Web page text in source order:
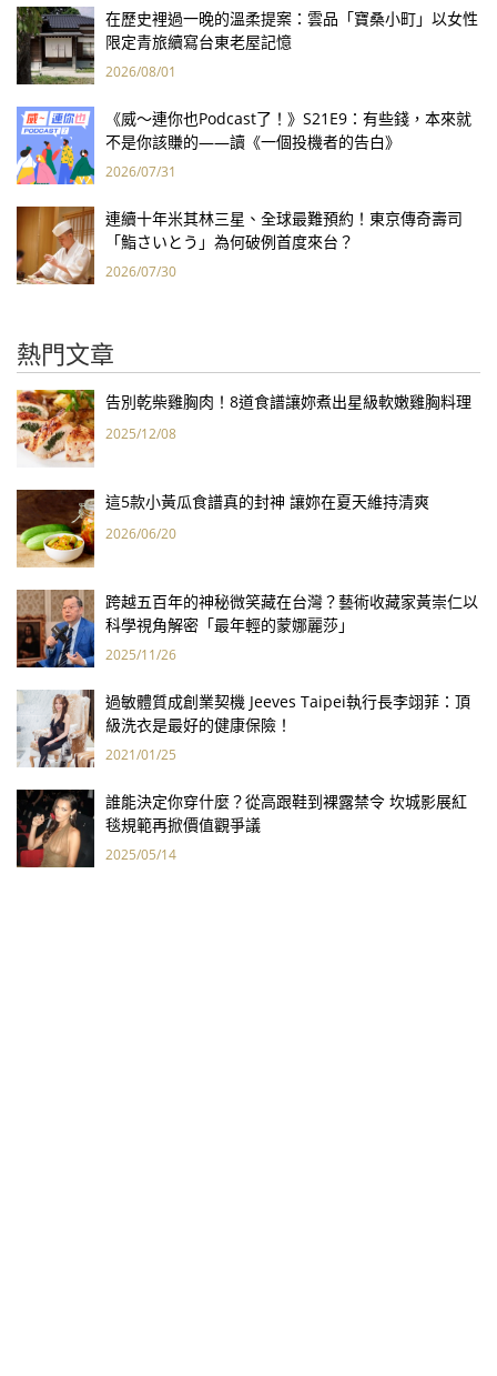
在歷史裡過一晚的溫柔提案：雲品「寶桑小町」以女性
限定青旅續寫台東老屋記憶
2026/08/01
《威～連你也Podcast了！》S21E9：有些錢，本來就
不是你該賺的——讀《一個投機者的告白》
2026/07/31
連續十年米其林三星、全球最難預約！東京傳奇壽司
「鮨さいとう」為何破例首度來台？
2026/07/30
熱門文章
告別乾柴雞胸肉！8道食譜讓妳煮出星級軟嫩雞胸料理
2025/12/08
這5款小黃瓜食譜真的封神 讓妳在夏天維持清爽
2026/06/20
跨越五百年的神秘微笑藏在台灣？藝術收藏家黃崇仁以
科學視角解密「最年輕的蒙娜麗莎」
2025/11/26
過敏體質成創業契機 Jeeves Taipei執行長李翊菲：頂
級洗衣是最好的健康保險！
2021/01/25
誰能決定你穿什麼？從高跟鞋到裸露禁令 坎城影展紅
毯規範再掀價值觀爭議
2025/05/14